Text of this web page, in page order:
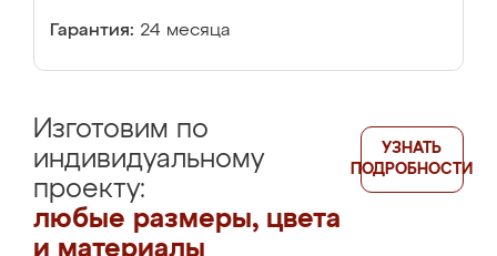
Гарантия: 24 месяца
Изготовим по
индивидуальному
проекту:
любые размеры, цвета
и материалы
УЗНАТЬ
ПОДРОБНОСТИ